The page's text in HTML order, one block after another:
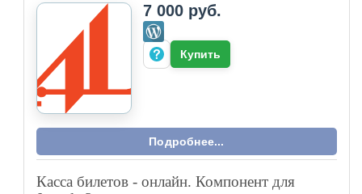
7 000 руб.
Купить
Подробнее...
Касса билетов - онлайн. Компонент для